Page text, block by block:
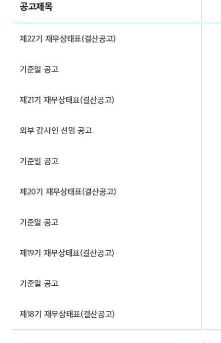
공고제목
제22기 재무상태표(결산공고)
기준일 공고
제21기 재무상태표(결산공고)
외부 감사인 선임 공고
기준일 공고
제20기 재무상태표(결산공고)
기준일 공고
제19기 재무상태표(결산공고)
기준일 공고
제18기 재무상태표(결산공고)